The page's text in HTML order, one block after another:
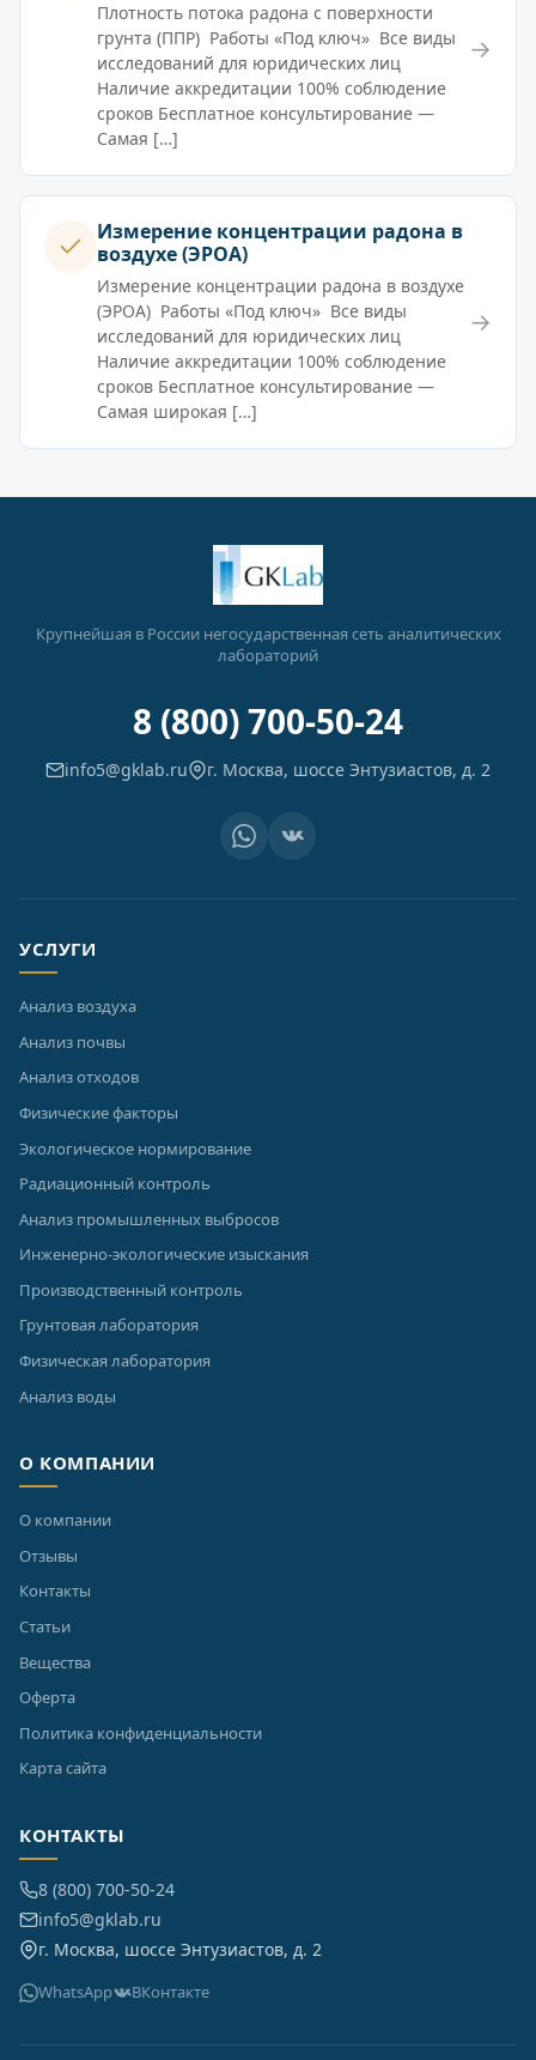
Плотность потока радона с поверхности
грунта (ППР) Работы «Под ключ» Все виды
исследований для юридических лиц
Наличие аккредитации 100% соблюдение
сроков Бесплатное консультирование —
Самая […]
→
Измерение концентрации радона в
воздухе (ЭРОА)
Измерение концентрации радона в воздухе
(ЭРОА) Работы «Под ключ» Все виды
исследований для юридических лиц
Наличие аккредитации 100% соблюдение
сроков Бесплатное консультирование —
Самая широкая […]
→
Крупнейшая в России негосударственная сеть аналитических
лабораторий
8 (800) 700-50-24
info5@gklab.ru г. Москва, шоссе Энтузиастов, д. 2
УСЛУГИ
Анализ воздуха
Анализ почвы
Анализ отходов
Физические факторы
Экологическое нормирование
Радиационный контроль
Анализ промышленных выбросов
Инженерно-экологические изыскания
Производственный контроль
Грунтовая лаборатория
Физическая лаборатория
Анализ воды
О КОМПАНИИ
О компании
Отзывы
Контакты
Статьи
Вещества
Оферта
Политика конфиденциальности
Карта сайта
КОНТАКТЫ
8 (800) 700-50-24
info5@gklab.ru
г. Москва, шоссе Энтузиастов, д. 2
WhatsApp ВКонтакте